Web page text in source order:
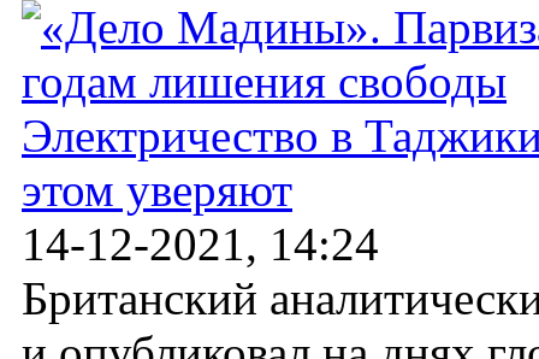
Электричество в
этом уверяют
14-12-2021, 14:24
Британский